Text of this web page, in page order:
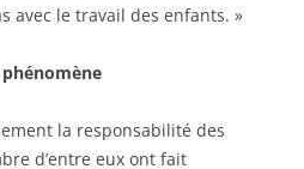
avec le travail des enfants. »
la responsabilité des
d’entre eux ont fait